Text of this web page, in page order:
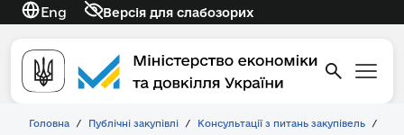
Eng Версія для слабозорих
Головна / Публічні закупівлі / Консультації з питань закупівель
/